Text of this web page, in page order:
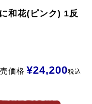
和花(ピンク) 1反
価格 ¥24,200税込